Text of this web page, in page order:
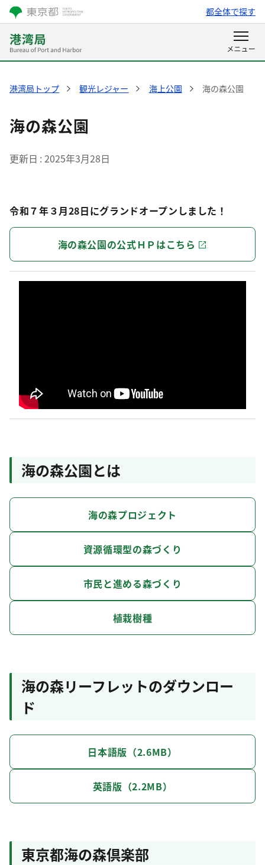
都全体で探す
港湾局トップ 観光レジャー 海上公園 海の森公園
海の森公園
更新日 2025年3月28日
令和７年３月28日にグランドオープンしました！
海の森公園の公式ＨＰはこちら
海の森公園とは
海の森プロジェクト
資源循環型の森づくり
市民と進める森づくり
植栽樹種
海の森リーフレットのダウンロー
ド
日本語版（2.6MB）
英語版（2.2MB）
東京都海の森倶楽部